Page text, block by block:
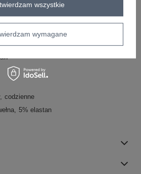
V
codzienne
5% elastan
wymagane
wszystkie